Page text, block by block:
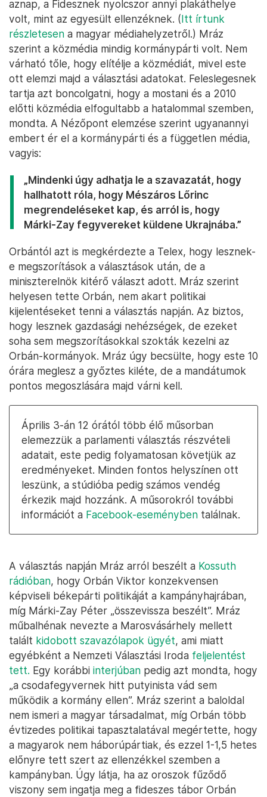
aznap, a Fidesznek nyolcszor annyi plakáthelye
volt, mint az egyesült ellenzéknek. (Itt írtunk
részletesen a magyar médiahelyzetről.) Mráz
szerint a közmédia mindig kormánypárti volt. Nem
várható tőle, hogy elítélje a közmédiát, mivel este
ott elemzi majd a választási adatokat. Feleslegesnek
tartja azt boncolgatni, hogy a mostani és a 2010
előtti közmédia elfogultabb a hatalommal szemben,
mondta. A Nézőpont elemzése szerint ugyanannyi
embert ér el a kormánypárti és a független média,
vagyis:
„Mindenki úgy adhatja le a szavazatát, hogy
hallhatott róla, hogy Mészáros Lőrinc
megrendeléseket kap, és arról is, hogy
Márki-Zay fegyvereket küldene Ukrajnába.”
Orbántól azt is megkérdezte a Telex, hogy lesznek-
e megszorítások a választások után, de a
miniszterelnök kitérő választ adott. Mráz szerint
helyesen tette Orbán, nem akart politikai
kijelentéseket tenni a választás napján. Az biztos,
hogy lesznek gazdasági nehézségek, de ezeket
soha sem megszorításokkal szokták kezelni az
Orbán-kormányok. Mráz úgy becsülte, hogy este 10
órára meglesz a győztes kiléte, de a mandátumok
pontos megoszlására majd várni kell.
Április 3-án 12 órától több élő műsorban
elemezzük a parlamenti választás részvételi
adatait, este pedig folyamatosan követjük az
eredményeket. Minden fontos helyszínen ott
leszünk, a stúdióba pedig számos vendég
érkezik majd hozzánk. A műsorokról további
információt a Facebook-eseményben találnak.
A választás napján Mráz arról beszélt a Kossuth
rádióban, hogy Orbán Viktor konzekvensen
képviseli békepárti politikáját a kampányhajrában,
míg Márki-Zay Péter „összevissza beszélt”. Mráz
műbalhénak nevezte a Marosvásárhely mellett
talált kidobott szavazólapok ügyét, ami miatt
egyébként a Nemzeti Választási Iroda feljelentést
tett. Egy korábbi interjúban pedig azt mondta, hogy
„a csodafegyvernek hitt putyinista vád sem
működik a kormány ellen”. Mráz szerint a baloldal
nem ismeri a magyar társadalmat, míg Orbán több
évtizedes politikai tapasztalatával megértette, hogy
a magyarok nem háborúpártiak, és ezzel 1-1,5 hetes
előnyre tett szert az ellenzékkel szemben a
kampányban. Úgy látja, ha az oroszok fűződő
viszony sem ingatja meg a fideszes tábor Orbán